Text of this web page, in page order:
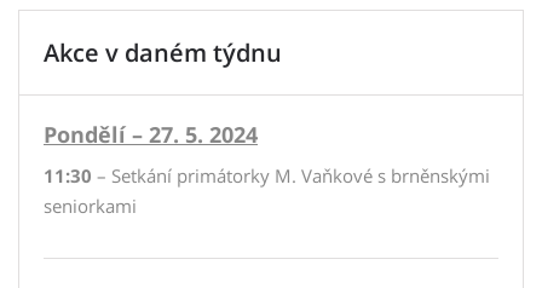
Akce v daném týdnu
Pondělí – 27. 5. 2024
11:30 – Setkání primátorky M. Vaňkové s brněnskými
seniorkami